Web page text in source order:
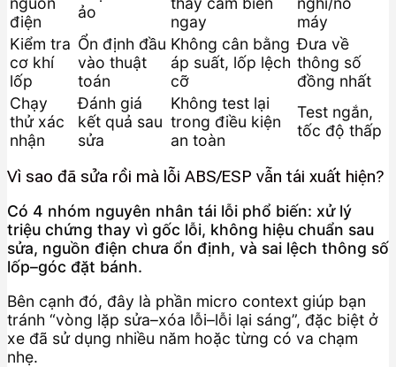
điện
ảo
ngay
máy
Kiểm tra
cơ khí
lốp
Ổn định đầu
vào thuật
toán
Không cân bằng
áp suất, lốp lệch
cỡ
Đưa về
thông số
đồng nhất
Chạy
thử xác
nhận
Đánh giá
kết quả sau
sửa
Không test lại
trong điều kiện
an toàn
Test ngắn,
tốc độ thấp
Vì sao đã sửa rồi mà lỗi ABS/ESP vẫn tái xuất hiện?
Có 4 nhóm nguyên nhân tái lỗi phổ biến: xử lý
triệu chứng thay vì gốc lỗi, không hiệu chuẩn sau
sửa, nguồn điện chưa ổn định, và sai lệch thông số
lốp–góc đặt bánh.
Bên cạnh đó, đây là phần micro context giúp bạn
tránh “vòng lặp sửa–xóa lỗi–lỗi lại sáng”, đặc biệt ở
xe đã sử dụng nhiều năm hoặc từng có va chạm
nhẹ.